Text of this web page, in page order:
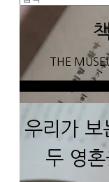
THE
우리가 보
두 영